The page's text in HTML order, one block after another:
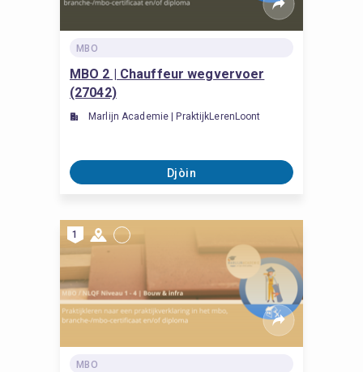
MBO
MBO 2 | Chauffeur wegvervoer
(27042)
Marlijn Academie | PraktijkLerenLoont
Djòin
1
MBO